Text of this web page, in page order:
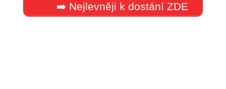
➡️ Nejlevněji k dostání ZDE